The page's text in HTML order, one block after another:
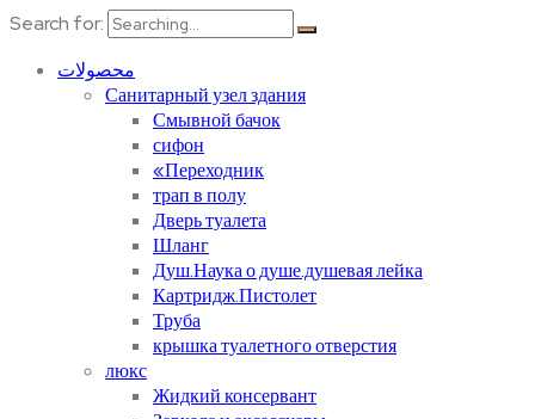
Search for:
محصولات
Санитарный узел здания
Смывной бачок
сифон
«Переходник
трап в полу
Дверь туалета
Шланг
Душ.Наука о душе.душевая лейка
Картридж.Пистолет
Труба
крышка туалетного отверстия
люкс
Жидкий консервант